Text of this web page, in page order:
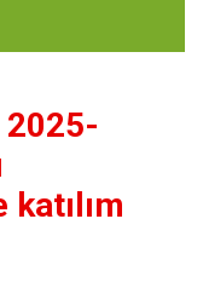
katılım